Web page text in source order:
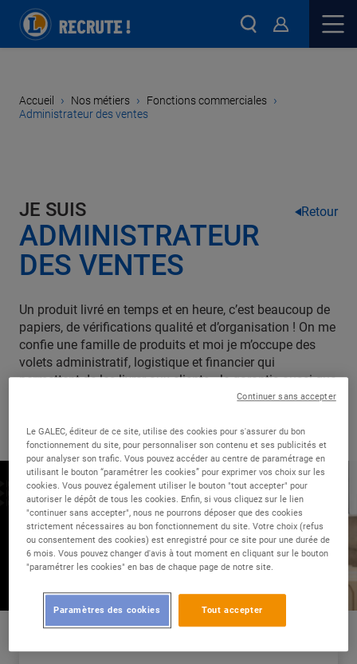
Accueil › Nos métiers › Fonctions commerciales ›
Administrateur des ventes
JE SUIS
ADMINISTRATEUR
DES VENTES
Retour
Un produit livré en temps et en heure, c’est beaucoup de
papiers, de vérifications qualité et d’organisation ! On me
confie une famille de produits et moi je m’occupe des
volets administratif, logistique et financier qui
permettent de les livrer aux clients. Je garantis aussi que
les contrôles prévus aient bien lieu au bon moment.
respectés.
Le GALEC, éditeur de ce site, utilise des cookies pour s'assurer du bon
fonctionnement du site, pour personnaliser son contenu et ses publicités et
pour analyser son trafic. Vous pouvez accéder au centre de paramétrage en
utilisant le bouton “paramétrer les cookies” pour exprimer vos choix sur les
cookies. Vous pouvez également utiliser le bouton "tout accepter" pour
autoriser le dépôt de tous les cookies. Enfin, si vous cliquez sur le lien
"continuer sans accepter", nous ne pourrons déposer que des cookies
strictement nécessaires au bon fonctionnement du site. Votre choix (refus
ou consentement des cookies) est enregistré pour ce site pour une durée de
6 mois. Vous pouvez changer d'avis à tout moment en cliquant sur le bouton
"paramétrer les cookies" en bas de chaque page de notre site.
Tout accepter
Paramètres des cookies
Continuer sans accepter